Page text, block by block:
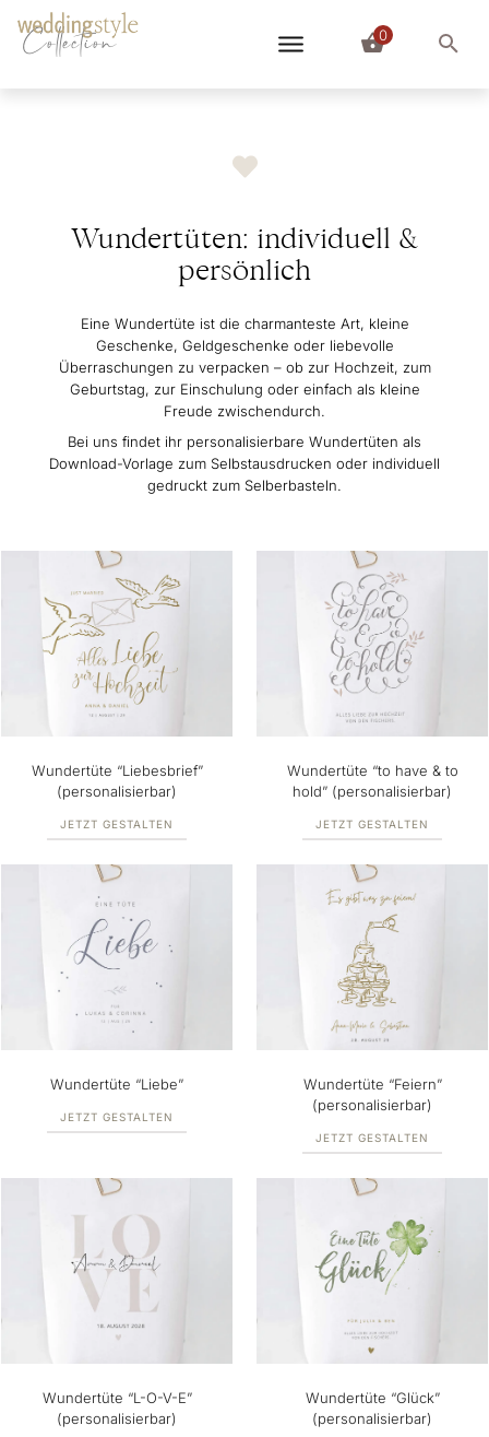
Collection 0
Wundertüten: individuell &
persönlich
Eine Wundertüte ist die charmanteste Art, kleine
Geschenke, Geldgeschenke oder liebevolle
Überraschungen zu verpacken – ob zur Hochzeit, zum
Geburtstag, zur Einschulung oder einfach als kleine
Freude zwischendurch.
Bei uns findet ihr personalisierbare Wundertüten als
Download-Vorlage zum Selbstausdrucken oder individuell
gedruckt zum Selberbasteln.
Wundertüte “Liebesbrief”
(personalisierbar)
JETZT GESTALTEN
Wundertüte “to have & to
hold” (personalisierbar)
JETZT GESTALTEN
Wundertüte “Liebe”
JETZT GESTALTEN
Wundertüte “Feiern”
(personalisierbar)
JETZT GESTALTEN
Wundertüte “L-O-V-E”
(personalisierbar)
Wundertüte “Glück”
(personalisierbar)